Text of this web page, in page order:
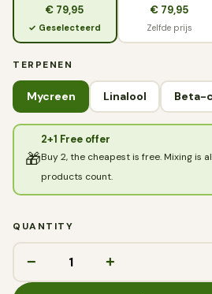
€ 79,95
✓ Geselecteerd
€ 79,95
Zelfde prijs
TERPENEN
Mycreen Linalool Beta-
🎁
2+1 Free offer
Buy 2, the cheapest is free. Mixing is
products count.
QUANTITY
− +